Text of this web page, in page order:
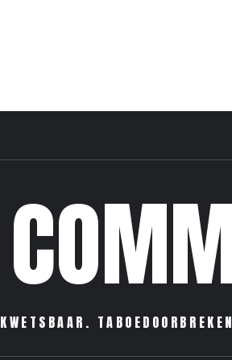
KWETSBAAR.